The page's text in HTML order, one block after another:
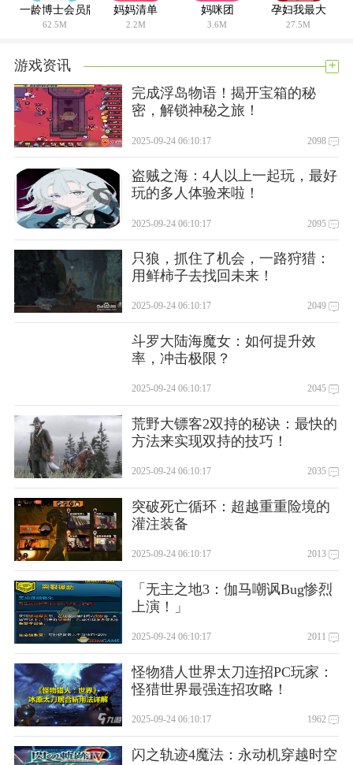
一龄博士会员版
62.5M
妈妈清单
2.2M
妈咪团
3.6M
孕妇我最大
27.5M
游戏资讯 +
完成浮岛物语！揭开宝箱的秘
密，解锁神秘之旅！
2025-09-24 06:10:17 2098
盗贼之海：4人以上一起玩，最好
玩的多人体验来啦！
2025-09-24 06:10:17 2095
只狼，抓住了机会，一路狩猎：
用鲜柿子去找回未来！
2025-09-24 06:10:17 2049
斗罗大陆海魔女：如何提升效
率，冲击极限？
2025-09-24 06:10:17 2045
荒野大镖客2双持的秘诀：最快的
方法来实现双持的技巧！
2025-09-24 06:10:17 2035
突破死亡循环：超越重重险境的
灌注装备
2025-09-24 06:10:17 2013
「无主之地3：伽马嘲讽Bug惨烈
上演！」
2025-09-24 06:10:17 2011
怪物猎人世界太刀连招PC玩家：
怪猎世界最强连招攻略！
2025-09-24 06:10:17 1962
闪之轨迹4魔法：永动机穿越时空